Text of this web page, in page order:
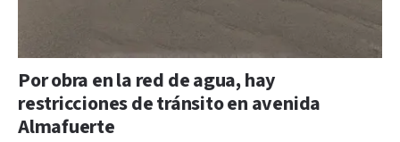
Por obra en la red de agua, hay
restricciones de tránsito en avenida
Almafuerte